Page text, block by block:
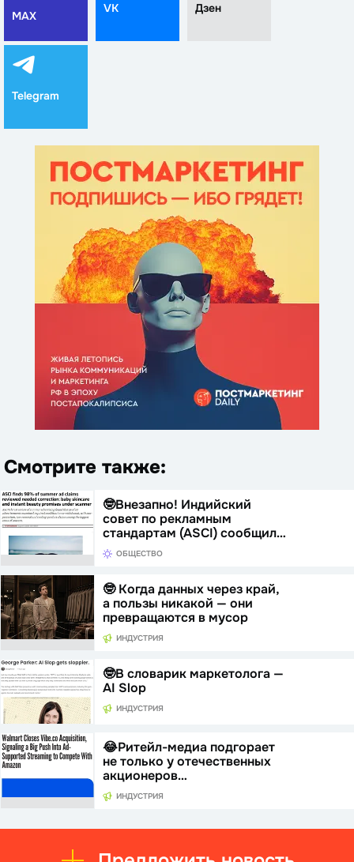
MAX
VK Дзен
Telegram
Смотрите также:
🤓Внезапно! Индийский
совет по рекламным
стандартам (ASCI) сообщил…
ОБЩЕСТВО
🤓 Когда данных через край,
а пользы никакой — они
превращаются в мусор
ИНДУСТРИЯ
🤓В словарик маркетолога —
AI Slop
ИНДУСТРИЯ
😂Ритейл-медиа подгорает
не только у отечественных
акционеров…
ИНДУСТРИЯ